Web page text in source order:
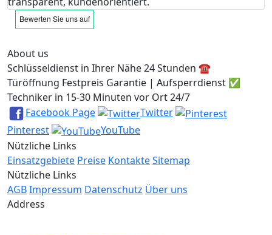
About us
Schlüsseldienst in Ihrer Nähe 24 Stunden ☎️
Türöffnung Festpreis Garantie | Aufsperrdienst ✅
Techniker in 15-30 Minuten vor Ort 24/7
Facebook Page
Twitter
Pinterest
YouTube
Nützliche Links
Einsatzgebiete Preise KontakteSitemap
Nützliche Links
AGBImpressum Datenschutz Über uns
Address